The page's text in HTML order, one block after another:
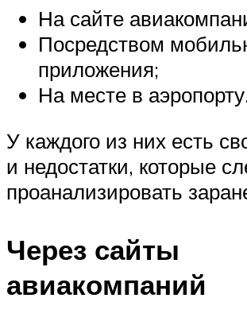
На сайте
Посредством
приложения;
На месте в
У каждого из них есть
и недостатки, которые
проанализировать
Через сайты
авиакомпаний